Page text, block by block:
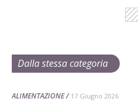
Dalla stessa categoria
ALIMENTAZIONE 17 Giugno 2026